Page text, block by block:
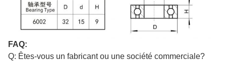
FAQ:
Q: Êtes-vous un fabricant ou une société commerciale?